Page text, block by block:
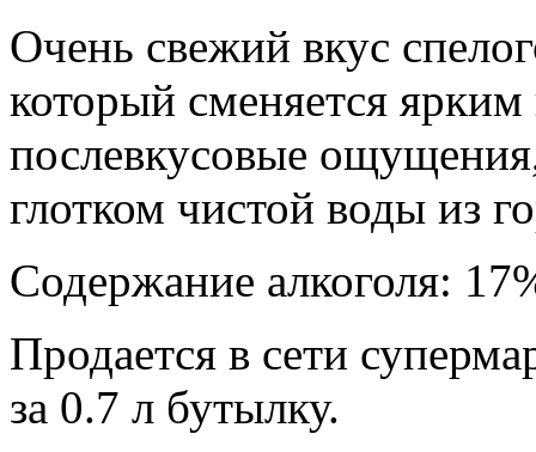
Очень свежий вкус
который сменяется
послевкусовые
глотком чистой воды из
Содержание алкоголя:
Продается в сети
за 0.7 л бутылку.